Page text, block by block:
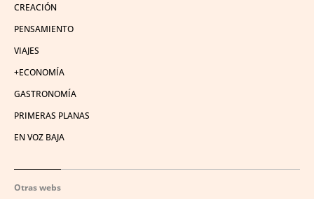
CREACIÓN
PENSAMIENTO
VIAJES
+ECONOMÍA
GASTRONOMÍA
PRIMERAS PLANAS
EN VOZ BAJA
Otras webs